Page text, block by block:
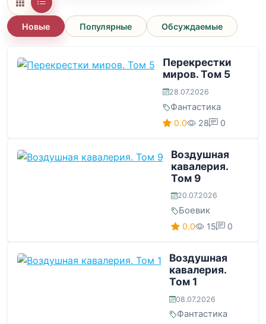
Новые Популярные Обсуждаемые
Перекрестки
миров. Том 5
28.07.2026
Фантастика
0.0 28 0
Воздушная
кавалерия.
Том 9
20.07.2026
Боевик
0.0 15 0
Воздушная
кавалерия.
Том 1
08.07.2026
Фантастика